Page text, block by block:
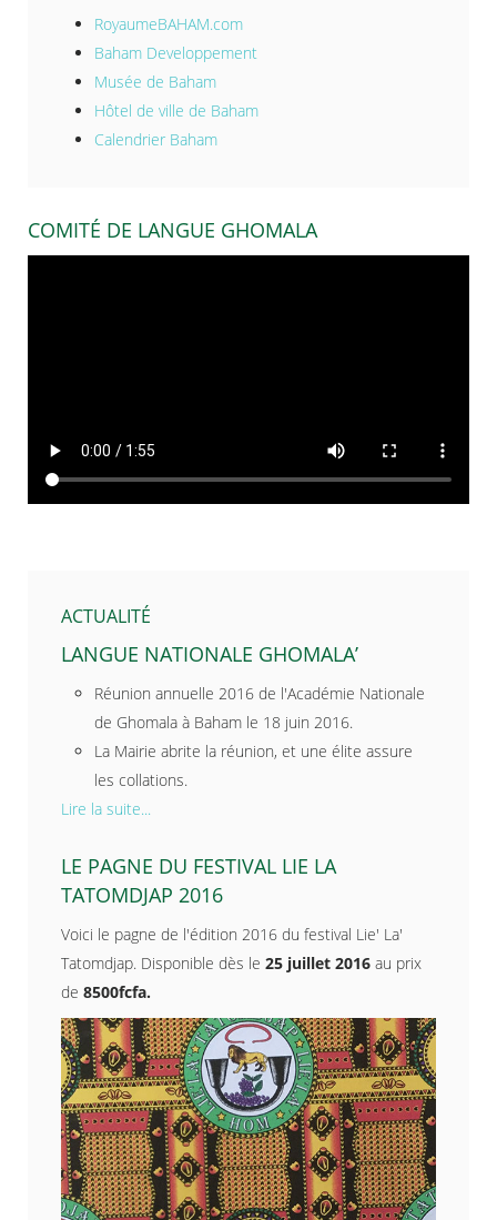
RoyaumeBAHAM.com
Baham Developpement
Musée de Baham
Hôtel de ville de Baham
Calendrier Baham
COMITÉ DE LANGUE GHOMALA
ACTUALITÉ
LANGUE NATIONALE GHOMALA’
Réunion annuelle 2016 de l'Académie Nationale
de Ghomala à Baham le 18 juin 2016.
La Mairie abrite la réunion, et une élite assure
les collations.
Lire la suite...
LE PAGNE DU FESTIVAL LIE LA
TATOMDJAP 2016
Voici le pagne de l'édition 2016 du festival Lie' La'
Tatomdjap. Disponible dès le 25 juillet 2016 au prix
de 8500fcfa.